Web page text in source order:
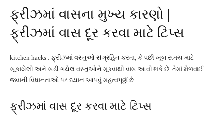
ફ્રીઝમાં વાસના મુખ્ય કારણો |
ફ્રીઝમાં વાસ દૂર કરવા માટે ટિપ્સ
kitchen hacks : ફ્રીઝમાં વસ્તુઓ સંગ્રહિત કરતા, કે પછી ખૂબ સમય માટે
સૂકાયેલી અને સડી ગયેલ વસ્તુઓને મૂકવાથી વાસ આવી શકે છે. તેમાં મેળવાઈ
જવાની વિધાનતાઓ પર ધ્યાન આપવું મહત્વપૂર્ણ છે.
ફ્રીઝમાં વાસ દૂર કરવા માટે ટિપ્સ